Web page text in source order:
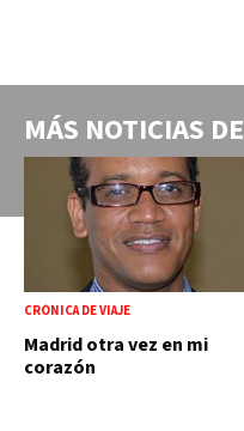
MÁS NOTICIAS DE
CRÓNICA DE VIAJE
Madrid otra vez en mi
corazón